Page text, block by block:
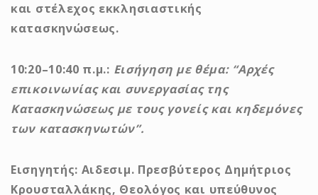
και στέλεχος εκκλησιαστικής
κατασκηνώσεως.
10:20–10:40 π.μ.: Εισήγηση με θέμα: “Αρχές
επικοινωνίας και συνεργασίας της
Κατασκηνώσεως με τους γονείς και κηδεμόνες
των κατασκηνωτών”.
Εισηγητής: Αιδεσιμ. Πρεσβύτερος Δημήτριος
Κρουσταλλάκης, Θεολόγος και υπεύθυνος